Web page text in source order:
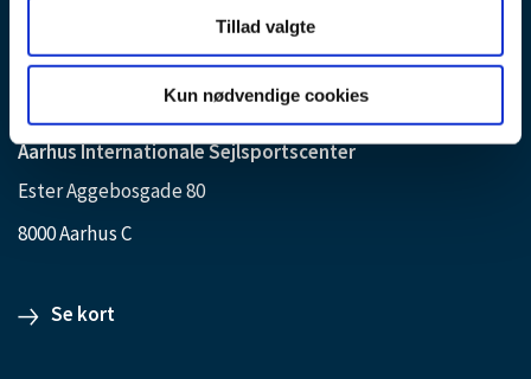
Tillad valgte
Kun nødvendige cookies
Se kort
Aarhus Internationale Sejlsportscenter
Ester Aggebosgade 80
8000 Aarhus C
Se kort